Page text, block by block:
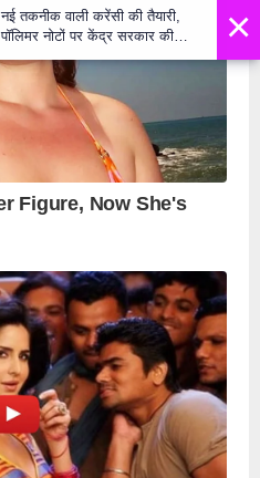
×
नई तकनीक वाली करेंसी की तैयारी,
पॉलिमर नोटों पर केंद्र सरकार की
₹10 और ₹20 के नोट - Daily Lok
Manch PM Modi U